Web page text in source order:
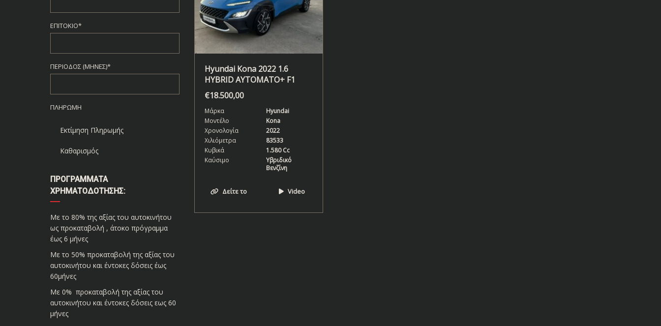
ΕΠΙΤΌΚΙΟ*
ΠΕΡΊΟΔΟΣ (ΜΉΝΕΣ)*
ΠΛΗΡΩΜΉ
Εκτίμηση Πληρωμής
Καθαρισμός
ΠΡΟΓΡΆΜΜΑΤΑ
ΧΡΗΜΑΤΟΔΌΤΗΣΗΣ:
Με το 80% της αξίας του αυτοκινήτου
ως προκαταβολή , άτοκο πρόγραμμα
έως 6 μήνες
Με το 50% προκαταβολή της αξίας του
αυτοκινήτου και έντοκες δόσεις έως
60μήνες
Με 0% προκαταβολή της αξίας του
αυτοκινήτου και έντοκες δόσεις εως 60
μήνες
Hyundai Kona 2022 1.6
HYBRID AYTOMATO+ F1
€18.500,00
Μάρκα
Hyundai
Μοντέλο
Kona
Χρονολογία
2022
Χιλιόμετρα
83533
Κυβικά
1.580 Cc
Καύσιμο
Υβριδικό
Βενζίνη
Δείτε το Video